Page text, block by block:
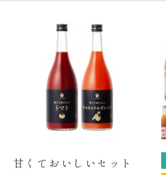
甘くておいしいセット